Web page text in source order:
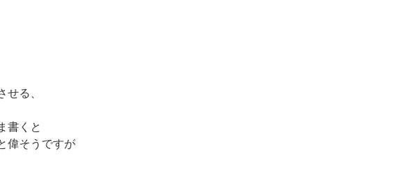
せる、
書くと
偉そうですが